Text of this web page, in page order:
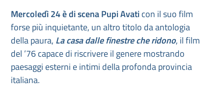
Mercoledì 24 è di scena Pupi Avaticon il suo film
forse più inquietante, un altro titolo da antologia
della paura, La casa dalle finestre che ridono, il film
del ’76 capace di riscrivere il genere mostrando
paesaggi esterni e intimi della profonda provincia
italiana.